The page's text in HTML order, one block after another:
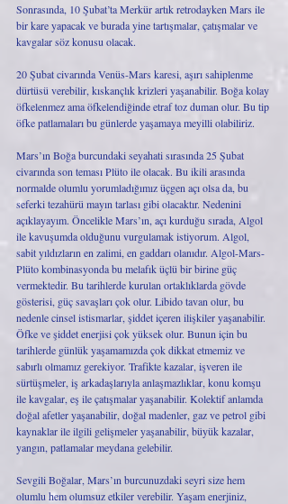
Sonrasında, 10 Şubat’ta Merkür artık retrodayken Mars ile
bir kare yapacak ve burada yine tartışmalar, çatışmalar ve
kavgalar söz konusu olacak.
20 Şubat civarında Venüs-Mars karesi, aşırı sahiplenme
dürtüsü verebilir, kıskançlık krizleri yaşanabilir. Boğa kolay
öfkelenmez ama öfkelendiğinde etraf toz duman olur. Bu tip
öfke patlamaları bu günlerde yaşamaya meyilli olabiliriz.
Mars’ın Boğa burcundaki seyahati sırasında 25 Şubat
civarında son teması Plüto ile olacak. Bu ikili arasında
normalde olumlu yorumladığımız üçgen açı olsa da, bu
seferki tezahürü mayın tarlası gibi olacaktır. Nedenini
açıklayayım. Öncelikle Mars’ın, açı kurduğu sırada, Algol
ile kavuşumda olduğunu vurgulamak istiyorum. Algol,
sabit yıldızların en zalimi, en gaddarı olanıdır. Algol-Mars-
Plüto kombinasyonda bu melafık üçlü bir birine güç
vermektedir. Bu tarihlerde kurulan ortaklıklarda gövde
gösterisi, güç savaşları çok olur. Libido tavan olur, bu
nedenle cinsel istismarlar, şiddet içeren ilişkiler yaşanabilir.
Öfke ve şiddet enerjisi çok yüksek olur. Bunun için bu
tarihlerde günlük yaşamamızda çok dikkat etmemiz ve
sabırlı olmamız gerekiyor. Trafikte kazalar, işveren ile
sürtüşmeler, iş arkadaşlarıyla anlaşmazlıklar, konu komşu
ile kavgalar, eş ile çatışmalar yaşanabilir. Kolektif anlamda
doğal afetler yaşanabilir, doğal madenler, gaz ve petrol gibi
kaynaklar ile ilgili gelişmeler yaşanabilir, büyük kazalar,
yangın, patlamalar meydana gelebilir.
Sevgili Boğalar, Mars’ın burcunuzdaki seyri size hem
olumlu hem olumsuz etkiler verebilir. Yaşam enerjiniz,